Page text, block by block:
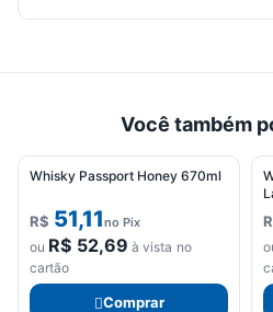
Adicione
começar.
Você também
Whisky Passport Honey 670ml
R$ 51,11no Pix
ou R$ 52,69 à vista no
cartão
Comprar